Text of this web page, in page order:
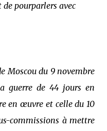
de pourparlers avec
Moscou du 9 novembre
guerre de 44 jours en
en œuvre et celle du 10
commissions à mettre